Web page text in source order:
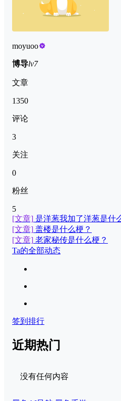
moyuoo
博导lv7
文章
1350
评论
3
关注
0
粉丝
5
[文章] 是洋葱我加了洋葱是什
[文章] 盖楼是什么梗？
[文章] 老家秘传是什么梗？
Ta的全部动态
签到排行
近期热门
没有任何内容